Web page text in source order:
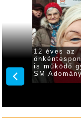
12 éves az
is működő
SM